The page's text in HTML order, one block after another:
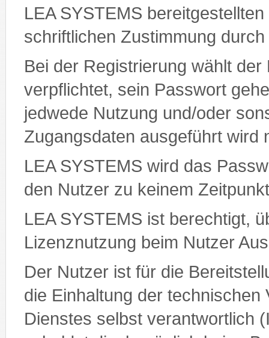
LEA SYSTEMS
schriftlichen Zustimmung
Bei der Registrierung wählt
verpflichtet, sein Passwort
jedwede Nutzung und/oder
Zugangsdaten ausgeführt wird
LEA SYSTEMS wird das
den Nutzer zu keinem
LEA SYSTEMS ist berechtigt,
Lizenznutzung beim Nutzer
Der Nutzer ist für die
die Einhaltung der
Dienstes selbst verantwortlich